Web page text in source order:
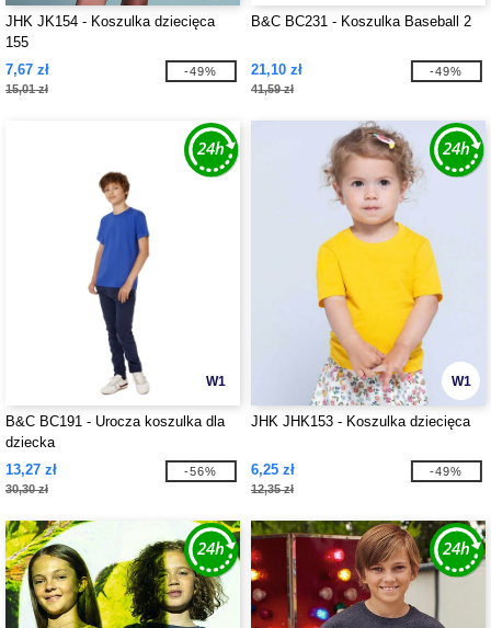
JHK JK154 - Koszulka dziecięca
155
7,67 zł
15,01 zł
-49%
B&C BC231 - Koszulka Baseball 2
21,10 zł
41,59 zł
-49%
W1
B&C BC191 - Urocza koszulka dla
dziecka
13,27 zł
30,30 zł
-56%
W1
JHK JHK153 - Koszulka dziecięca
6,25 zł
12,35 zł
-49%